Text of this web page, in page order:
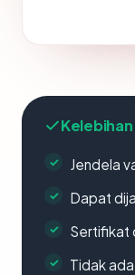
Kelebihan
Jendela
Dapat
Sertifikat
Tidak